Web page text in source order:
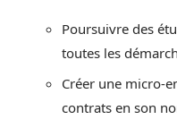
Poursuivre des
toutes les
Créer une micro-
contrats en son